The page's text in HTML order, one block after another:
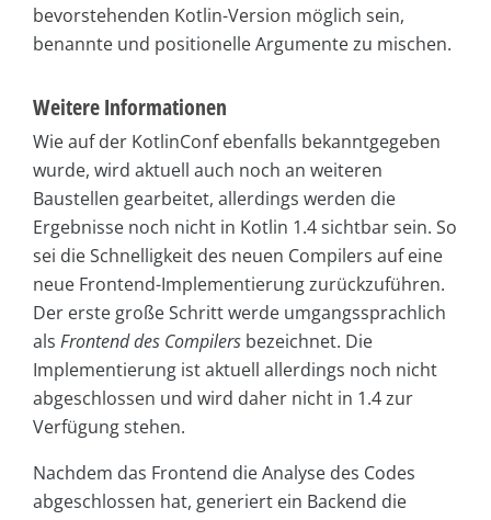
bevorstehenden Kotlin-Version möglich sein,
benannte und positionelle Argumente zu mischen.
Weitere Informationen
Wie auf der KotlinConf ebenfalls bekanntgegeben
wurde, wird aktuell auch noch an weiteren
Baustellen gearbeitet, allerdings werden die
Ergebnisse noch nicht in Kotlin 1.4 sichtbar sein. So
sei die Schnelligkeit des neuen Compilers auf eine
neue Frontend-Implementierung zurückzuführen.
Der erste große Schritt werde umgangssprachlich
als Frontend des Compilers bezeichnet. Die
Implementierung ist aktuell allerdings noch nicht
abgeschlossen und wird daher nicht in 1.4 zur
Verfügung stehen.
Nachdem das Frontend die Analyse des Codes
abgeschlossen hat, generiert ein Backend die